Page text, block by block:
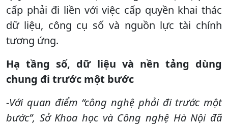
cấp phải đi liền với việc cấp quyền khai thác
dữ liệu, công cụ số và nguồn lực tài chính
tương ứng.
Hạ tầng số, dữ liệu và nền tảng dùng
chung đi trước một bước
-Với quan điểm “công nghệ phải đi trước một
bước”, Sở Khoa học và Công nghệ Hà Nội đã